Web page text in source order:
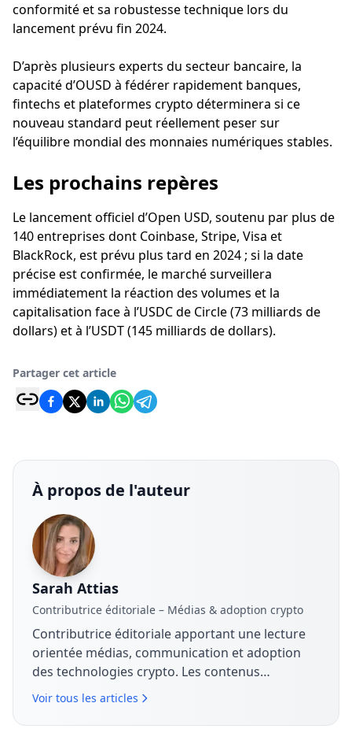
conformité et sa robustesse technique lors du
lancement prévu fin 2024.
D’après plusieurs experts du secteur bancaire, la
capacité d’OUSD à fédérer rapidement banques,
fintechs et plateformes crypto déterminera si ce
nouveau standard peut réellement peser sur
l’équilibre mondial des monnaies numériques stables.
Les prochains repères
Le lancement officiel d’Open USD, soutenu par plus de
140 entreprises dont Coinbase, Stripe, Visa et
BlackRock, est prévu plus tard en 2024 ; si la date
précise est confirmée, le marché surveillera
immédiatement la réaction des volumes et la
capitalisation face à l’USDC de Circle (73 milliards de
dollars) et à l’USDT (145 milliards de dollars).
Partager cet article
À propos de l'auteur
Sarah Attias
Contributrice éditoriale – Médias & adoption crypto
Contributrice éditoriale apportant une lecture
orientée médias, communication et adoption
des technologies crypto. Les contenus
analysent les stratégies de marque, les
entreprises structurent leur discours autour du
Voir tous les articles